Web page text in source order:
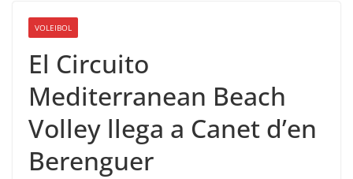
VOLEIBOL
El Circuito
Mediterranean Beach
Volley llega a Canet d’en
Berenguer